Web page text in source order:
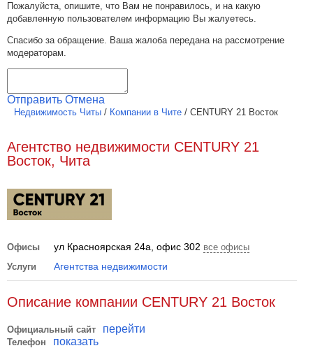
Пожалуйста, опишите, что Вам не понравилось, и на какую
добавленную пользователем информацию Вы жалуетесь.
Спасибо за обращение. Ваша жалоба передана на рассмотрение
модераторам.
Отправить Отмена
Недвижимость Читы / Компании в Чите / CENTURY 21 Восток
Агентство недвижимости CENTURY 21
Восток, Чита
Офисы ул Красноярская 24а, офис 302 все офисы
Услуги
Агентства недвижимости
Описание компании CENTURY 21 Восток
Официальный сайт перейти
Телефон показать